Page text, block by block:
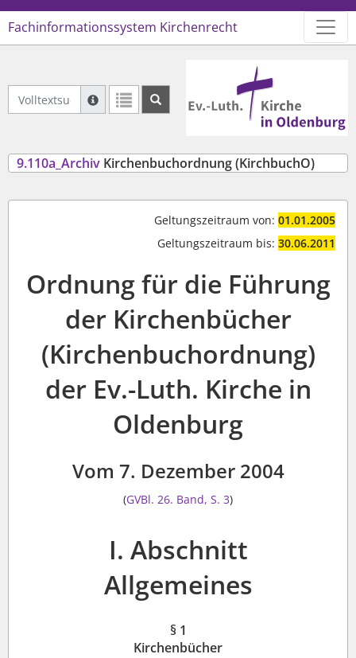
Fachinformationssystem Kirchenrecht
Volltextsuche Archiviertes Recht
Suche mit Platzhalter "*", Bsp. Pfarrer*, findet
Weitere Suchoperatoren finden Sie in unserer Hilfe.
Logo Ev.-Luth. Kirche in
9.110a_Archiv Kirchenbuchordnung (KirchbuchO)
Geltungszeitraum von: 01.01.2005
Geltungszeitraum bis: 30.06.2011
Ordnung für die Führung
der Kirchenbücher
(Kirchenbuchordnung)
der Ev.-Luth. Kirche in
Oldenburg
Vom 7. Dezember 2004
(GVBl. 26. Band, S. 3)
I. Abschnitt
Allgemeines
§ 1
Kirchenbücher